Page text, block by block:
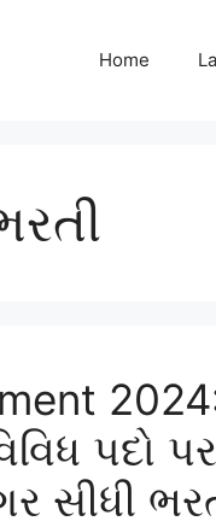
Home
પદો પર
સીધી